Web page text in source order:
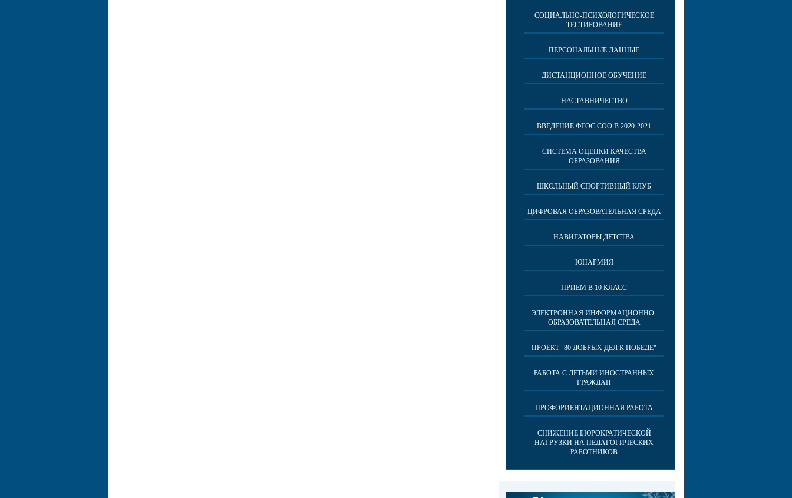
СОЦИАЛЬНО-ПСИХОЛОГИЧЕСКОЕ
ТЕСТИРОВАНИЕ
ПЕРСОНАЛЬНЫЕ ДАННЫЕ
ДИСТАНЦИОННОЕ ОБУЧЕНИЕ
НАСТАВНИЧЕСТВО
ВВЕДЕНИЕ ФГОС СОО В 2020-2021
СИСТЕМА ОЦЕНКИ КАЧЕСТВА
ОБРАЗОВАНИЯ
ШКОЛЬНЫЙ СПОРТИВНЫЙ КЛУБ
ЦИФРОВАЯ ОБРАЗОВАТЕЛЬНАЯ СРЕДА
НАВИГАТОРЫ ДЕТСТВА
ЮНАРМИЯ
ПРИЕМ В 10 КЛАСС
ЭЛЕКТРОННАЯ ИНФОРМАЦИОННО-
ОБРАЗОВАТЕЛЬНАЯ СРЕДА
ПРОЕКТ "80 ДОБРЫХ ДЕЛ К ПОБЕДЕ"
РАБОТА С ДЕТЬМИ ИНОСТРАННЫХ
ГРАЖДАН
ПРОФОРИЕНТАЦИОННАЯ РАБОТА
СНИЖЕНИЕ БЮРОКРАТИЧЕСКОЙ
НАГРУЗКИ НА ПЕДАГОГИЧЕСКИХ
РАБОТНИКОВ